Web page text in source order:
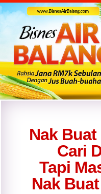
Nak
Cari
Tapi
Nak